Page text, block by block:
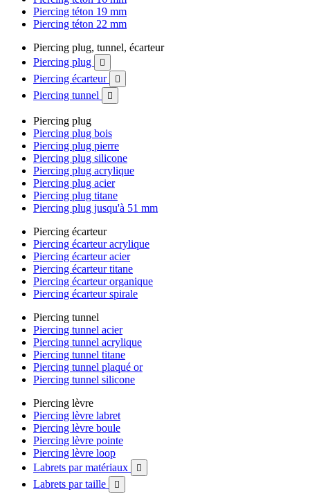
Piercing téton 19 mm
Piercing téton 22 mm
Piercing plug, tunnel, écarteur
Piercing plug

Piercing écarteur 
Piercing tunnel 
Piercing plug
Piercing plug bois
Piercing plug pierre
Piercing plug silicone
Piercing plug acrylique
Piercing plug acier
Piercing plug titane
Piercing plug jusqu'à 51 mm
Piercing écarteur
Piercing écarteur acrylique
Piercing écarteur acier
Piercing écarteur titane
Piercing écarteur organique
Piercing écarteur spirale
Piercing tunnel
Piercing tunnel acier
Piercing tunnel acrylique
Piercing tunnel titane
Piercing tunnel plaqué or
Piercing tunnel silicone
Piercing lèvre
Piercing lèvre labret
Piercing lèvre boule
Piercing lèvre pointe
Piercing lèvre loop
Labrets par matériaux

Labrets par taille 